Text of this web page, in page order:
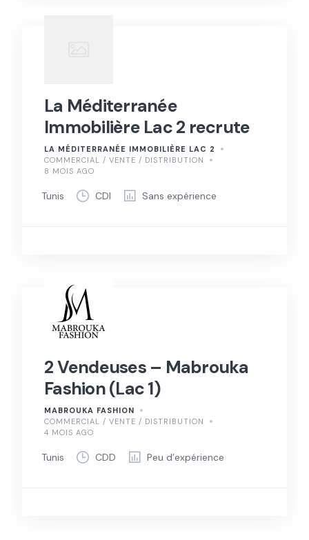
La Méditerranée
Immobilière Lac 2 recrute
LA MÉDITERRANÉE IMMOBILIÈRE LAC 2
COMMERCIAL / VENTE / DISTRIBUTION
8 MOIS AGO
Tunis CDI Sans expérience
2 Vendeuses – Mabrouka
Fashion (Lac 1)
MABROUKA FASHION
COMMERCIAL / VENTE / DISTRIBUTION
4 MOIS AGO
Tunis CDD Peu d’expérience